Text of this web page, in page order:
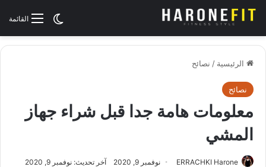
القائمةالوضع
الرئيسية / نصائح
نصائح
معلومات هامة جدا قبل شراء جهاز
المشي
ERRACHKI Harone نوفمبر 9, 2020 آخر تحديث: نوفمبر 9, 2020